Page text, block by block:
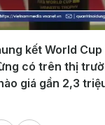
kết World
có trên thị
giá gần 2,3